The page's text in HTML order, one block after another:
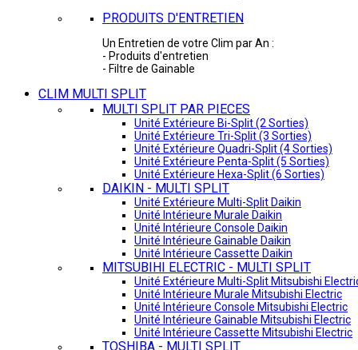
PRODUITS D'ENTRETIEN
Un Entretien de votre Clim par An :
- Produits d'entretien
- Filtre de Gainable
CLIM MULTI SPLIT
MULTI SPLIT PAR PIECES
Unité Extérieure Bi-Split (2 Sorties)
Unité Extérieure Tri-Split (3 Sorties)
Unité Extérieure Quadri-Split (4 Sorties)
Unité Extérieure Penta-Split (5 Sorties)
Unité Extérieure Hexa-Split (6 Sorties)
DAIKIN - MULTI SPLIT
Unité Extérieure Multi-Split Daikin
Unité Intérieure Murale Daikin
Unité Intérieure Console Daikin
Unité Intérieure Gainable Daikin
Unité Intérieure Cassette Daikin
MITSUBIHI ELECTRIC - MULTI SPLIT
Unité Extérieure Multi-Split Mitsubishi
Unité Intérieure Murale Mitsubishi Electric
Unité Intérieure Console Mitsubishi Electric
Unité Intérieure Gainable Mitsubishi Electric
Unité Intérieure Cassette Mitsubishi Electric
TOSHIBA - MULTI SPLIT